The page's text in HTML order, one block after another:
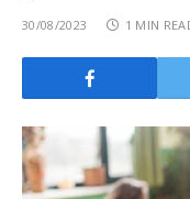
30/08/2023 1 MIN